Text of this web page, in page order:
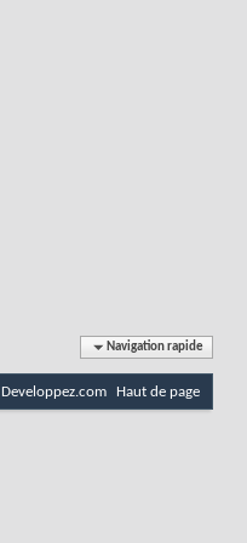
Navigation rapide
Developpez.com Haut de page